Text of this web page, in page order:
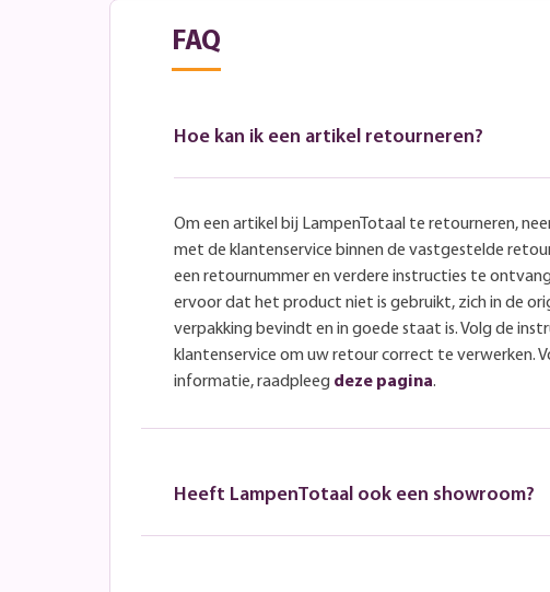
FAQ
Hoe kan ik een artikel retourneren?
Om een artikel bij LampenTotaal te retourneren,
met de klantenservice binnen de vastgestelde
een retournummer en verdere instructies te
ervoor dat het product niet is gebruikt, zich in de
verpakking bevindt en in goede staat is. Volg de
klantenservice om uw retour correct te verwerken.
informatie, raadpleeg deze pagina.
Heeft LampenTotaal ook een showroom?